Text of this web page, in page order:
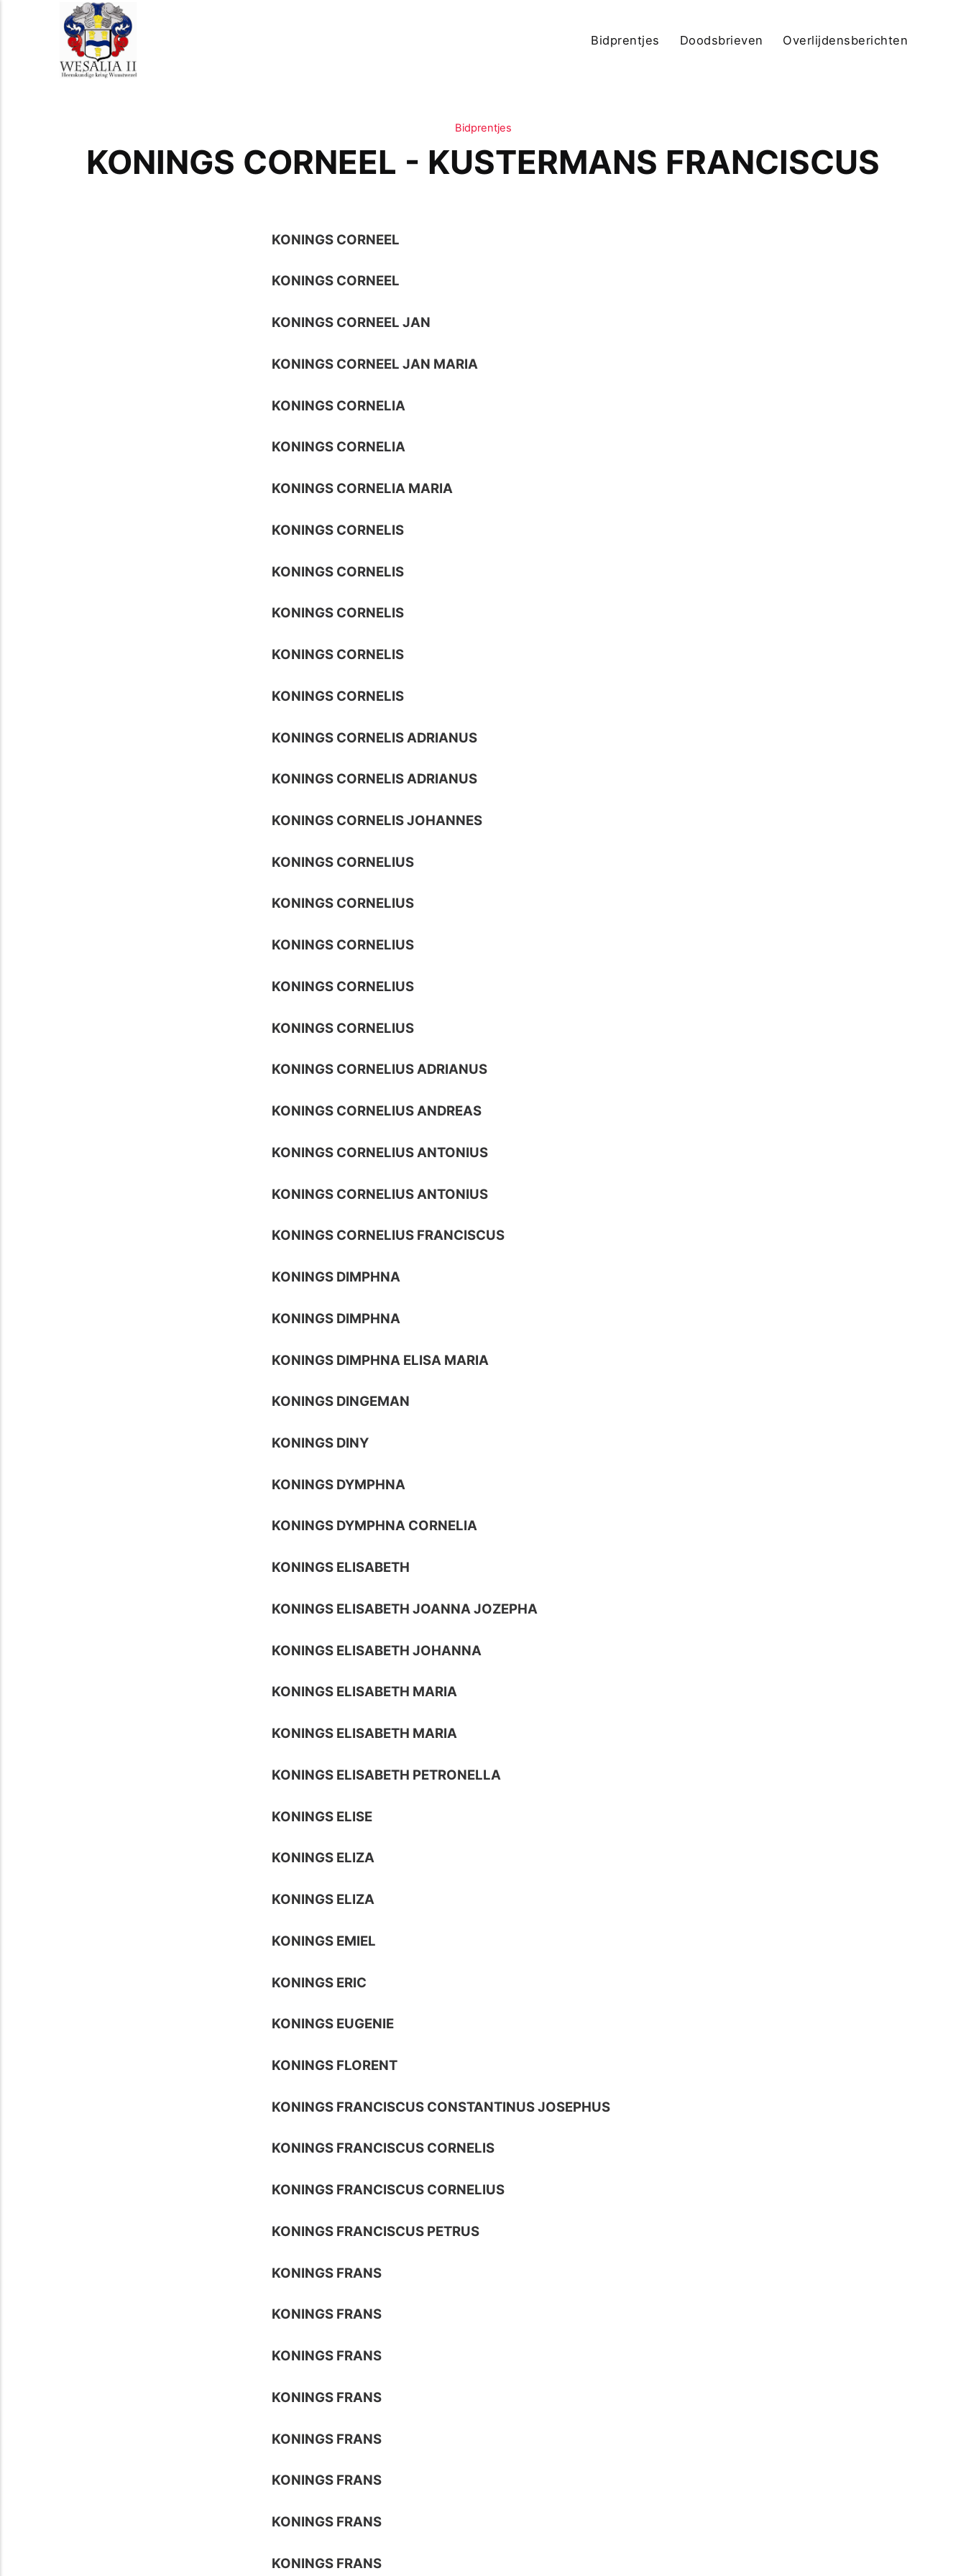
Bidprentjes Doodsbrieven Overlijdensberichten
Bidprentjes
KONINGS CORNEEL - KUSTERMANS FRANCISCUS
KONINGS CORNEEL
KONINGS CORNEEL
KONINGS CORNEEL JAN
KONINGS CORNEEL JAN MARIA
KONINGS CORNELIA
KONINGS CORNELIA
KONINGS CORNELIA MARIA
KONINGS CORNELIS
KONINGS CORNELIS
KONINGS CORNELIS
KONINGS CORNELIS
KONINGS CORNELIS
KONINGS CORNELIS ADRIANUS
KONINGS CORNELIS ADRIANUS
KONINGS CORNELIS JOHANNES
KONINGS CORNELIUS
KONINGS CORNELIUS
KONINGS CORNELIUS
KONINGS CORNELIUS
KONINGS CORNELIUS
KONINGS CORNELIUS ADRIANUS
KONINGS CORNELIUS ANDREAS
KONINGS CORNELIUS ANTONIUS
KONINGS CORNELIUS ANTONIUS
KONINGS CORNELIUS FRANCISCUS
KONINGS DIMPHNA
KONINGS DIMPHNA
KONINGS DIMPHNA ELISA MARIA
KONINGS DINGEMAN
KONINGS DINY
KONINGS DYMPHNA
KONINGS DYMPHNA CORNELIA
KONINGS ELISABETH
KONINGS ELISABETH JOANNA JOZEPHA
KONINGS ELISABETH JOHANNA
KONINGS ELISABETH MARIA
KONINGS ELISABETH MARIA
KONINGS ELISABETH PETRONELLA
KONINGS ELISE
KONINGS ELIZA
KONINGS ELIZA
KONINGS EMIEL
KONINGS ERIC
KONINGS EUGENIE
KONINGS FLORENT
KONINGS FRANCISCUS CONSTANTINUS JOSEPHUS
KONINGS FRANCISCUS CORNELIS
KONINGS FRANCISCUS CORNELIUS
KONINGS FRANCISCUS PETRUS
KONINGS FRANS
KONINGS FRANS
KONINGS FRANS
KONINGS FRANS
KONINGS FRANS
KONINGS FRANS
KONINGS FRANS
KONINGS FRANS